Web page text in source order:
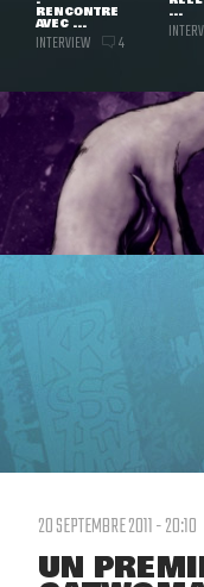
RENCONTRE
AVEC ...
INTERVIEW 4
...
20 SEPTEMBRE 2011 - 20:10
UN